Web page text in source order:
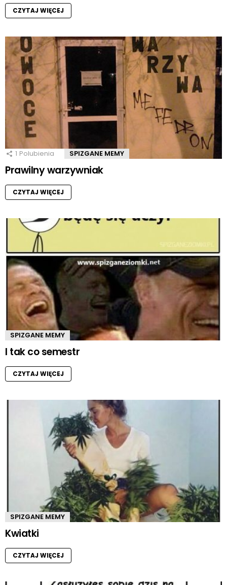
CZYTAJ WIĘCEJ
1 Polubienia SPIZGANE MEMY
Prawilny warzywniak
CZYTAJ WIĘCEJ
SPIZGANE MEMY
I tak co semestr
CZYTAJ WIĘCEJ
SPIZGANE MEMY
Kwiatki
CZYTAJ WIĘCEJ